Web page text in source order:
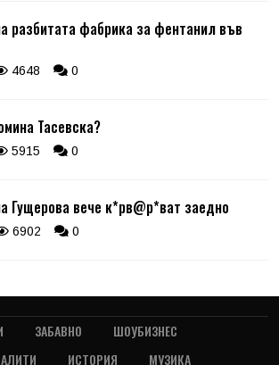
разбитата фабрика за фентанил във
4648 0
Тасевска?
5915 0
Гущерова вече к*рв@р*ват заедно
6902 0
ЗАБАВНО
ШОУБИЗНЕС
ИСТОРИЯ МУЗИКА